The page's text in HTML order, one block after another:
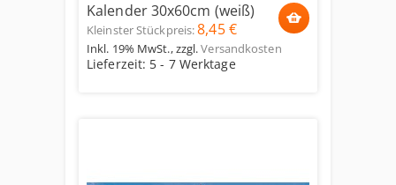
Kalender 30x60cm (weiß)
Kleinster Stückpreis:8,45 €
Inkl. 19% MwSt.,zzgl.Versandkosten
Lieferzeit: 5 - 7 Werktage